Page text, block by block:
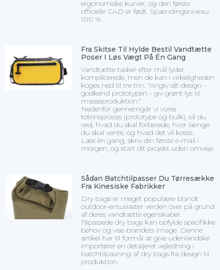
ergonomiske kurver, og den første
officielle CAD er født. Spændingsniveau:
100 %.
Fra Skitse Til Hylde Bestil Vandtætte
Poser I Løs Vægt På Én Gang
Vandtætte tasker efter mål lyder
komplicerede, men de kan i virkeligheden
koges ned til tre trin: "Angiv dit design -
godkend prototypen - giv grønt lys til
masseproduktion."
Nedenfor gennemgår vi vores
totrinsproces (prototype og bulk), så du
ved, hvad du skal forberede, hvor længe
du skal vente, og hvad det vil koste.
Læs én gang, skriv din første e-mail i
morgen, og start dit projekt uden omveje.
Sådan Batchtilpasser Du Tørresække
Fra Kinesiske Fabrikker
Dry bags er meget populære blandt
outdoor-entusiaster verden over på grund
af deres vandtætte egenskaber.
Tilpassede dry bags kan opfylde specifikke
behov og vise brandets image. Denne
artikel har til formål at give udenlandske
importører en detaljeret vejledning i
batchtilpasning af dry bags fra design til
produktion.